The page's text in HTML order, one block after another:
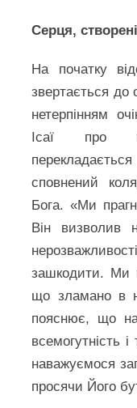
Серця,
На початку
звертається до
нетерпінням
Ісаї про
сповнений
Бога. «Ми
Він визволив
зашкодити. Ми
що зламано в
пояснює, що
всемогутність
наважуємося
просячи Його